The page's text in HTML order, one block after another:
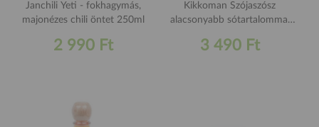
Janchili Yeti - fokhagymás,
majonézes chili öntet 250ml
2 990 Ft
Kikkoman Szójaszósz
alacsonyabb sótartalommal
3 490 Ft